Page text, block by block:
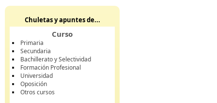
Chuletas y apuntes de...
Curso
Primaria
Secundaria
Bachillerato y Selectividad
Formación Profesional
Universidad
Oposición
Otros cursos